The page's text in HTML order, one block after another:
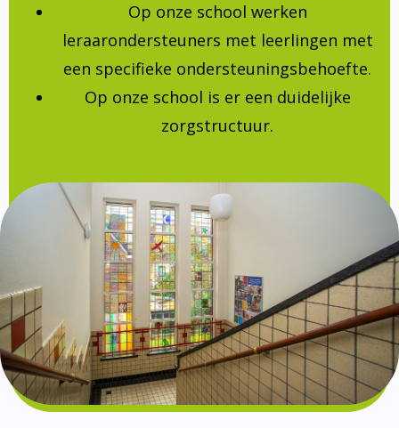
Op onze school werken
leraarondersteuners met leerlingen met
een specifieke ondersteuningsbehoefte.
Op onze school is er een duidelijke
zorgstructuur.